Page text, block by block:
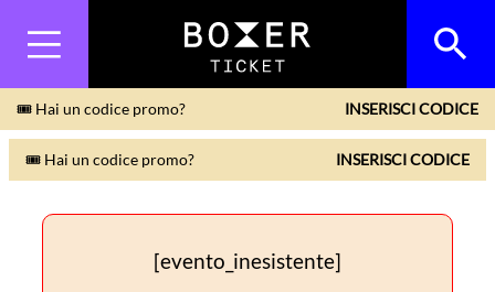
🎟 Hai un codice promo? INSERISCI CODICE
🎟 Hai un codice promo? INSERISCI CODICE
[evento_inesistente]